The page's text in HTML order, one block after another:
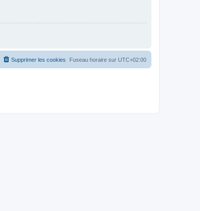
Fuseau horaire sur UTC+02:00
Supprimer les cookies